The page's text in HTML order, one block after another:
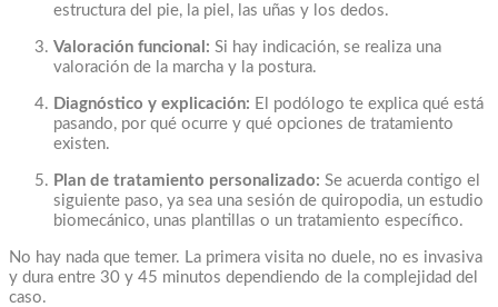
estructura del pie, la piel, las uñas y los dedos.
Valoración funcional: Si hay indicación, se realiza una
valoración de la marcha y la postura.
Diagnóstico y explicación: El podólogo te explica qué está
pasando, por qué ocurre y qué opciones de tratamiento
existen.
Plan de tratamiento personalizado: Se acuerda contigo el
siguiente paso, ya sea una sesión de quiropodia, un estudio
biomecánico, unas plantillas o un tratamiento específico.
No hay nada que temer. La primera visita no duele, no es invasiva
y dura entre 30 y 45 minutos dependiendo de la complejidad del
caso.